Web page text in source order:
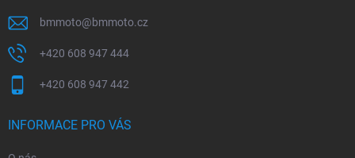
bmmoto@bmmoto.cz
+420 608 947 444
+420 608 947 442
INFORMACE PRO VÁS